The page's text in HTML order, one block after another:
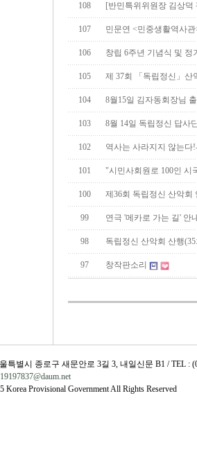
108 [반민특위위원장 김상덕
107 민문연 <민중생활역사
106 창립 6주년 기념식 및 정
105 제 37회 「독립정신」산
104 8월15일 김자동회장님
103 8월 14일 독립정신 답사
102 역사는 사라지지 않는
101 "시민사회원로 100인 시
100 제36회 독립정신 산악회
99 연극 '메카로 가는 길' 안
98 독립정신 산악회 산행
97 창작판소리
특별시 종로구 새문안로 3길 3, 내일신문 B1 / TEL :
Korea Provisional Government All Rights Reserved